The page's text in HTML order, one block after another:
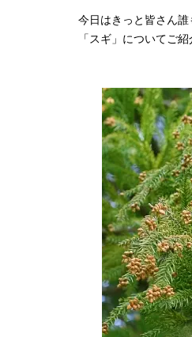
今日はきっと皆さん誰
「スギ」についてご紹